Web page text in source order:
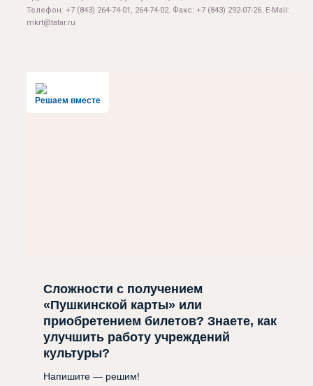
Телефон: +7 (843) 264-74-01, 264-74-02. Факс: +7 (843) 292-07-26. E-Mail:
mkrt@tatar.ru
Решаем вместе
Сложности с получением
«Пушкинской карты» или
приобретением билетов? Знаете, как
улучшить работу учреждений
культуры?
Напишите — решим!